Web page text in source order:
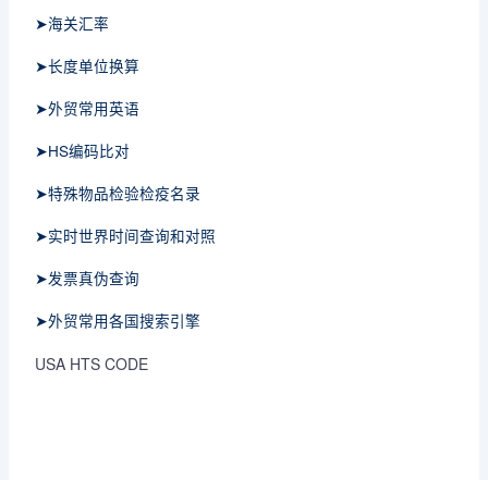
➤海关汇率
➤长度单位换算
➤外贸常用英语
➤HS编码比对
➤特殊物品检验检疫名录
➤实时世界时间查询和对照
➤发票真伪查询
➤外贸常用各国搜索引擎
USA HTS CODE